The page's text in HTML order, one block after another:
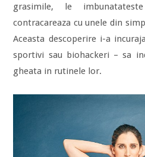
grasimile, le
contracareaza cu unele din
Aceasta descoperire i-a
sportivi sau biohackeri – sa
gheata in rutinele lor.